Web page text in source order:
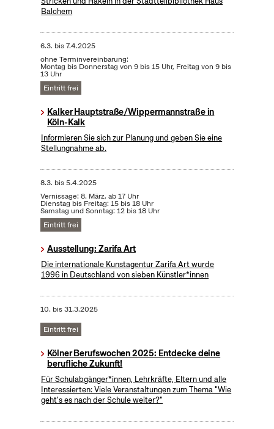
Balchem
6.3. bis7.4.2025
ohne Terminvereinbarung:
Montag bis Donnerstag von 9 bis 15 Uhr, Freitag von 9 bis
13 Uhr
Eintritt frei
Kalker Hauptstraße/Wippermannstraße in
Köln-Kalk
Informieren Sie sich zur Planung und geben Sie eine
Stellungnahme ab.
8.3. bis5.4.2025
Vernissage: 8. März, ab 17 Uhr
Dienstag bis Freitag: 15 bis 18 Uhr
Samstag und Sonntag: 12 bis 18 Uhr
Eintritt frei
Ausstellung: Zarifa Art
Die internationale Kunstagentur Zarifa Art wurde
1996 in Deutschland von sieben Künstler*innen
10. bis31.3.2025
Eintritt frei
Kölner Berufswochen 2025: Entdecke deine
berufliche Zukunft!
Für Schulabgänger*innen, Lehrkräfte, Eltern und alle
Interessierten: Viele Veranstaltungen zum Thema "Wie
geht's es nach der Schule weiter?"